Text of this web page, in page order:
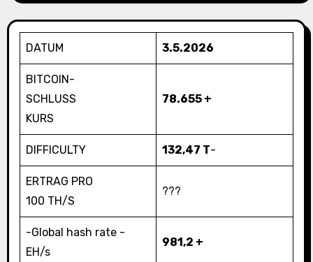
DATUM 3.5.2026
BITCOIN-
SCHLUSS
KURS
78.655 +
DIFFICULTY 132,47 T-
ERTRAG PRO
100 TH/S
???
-Global hash rate -
EH/s
981,2 +